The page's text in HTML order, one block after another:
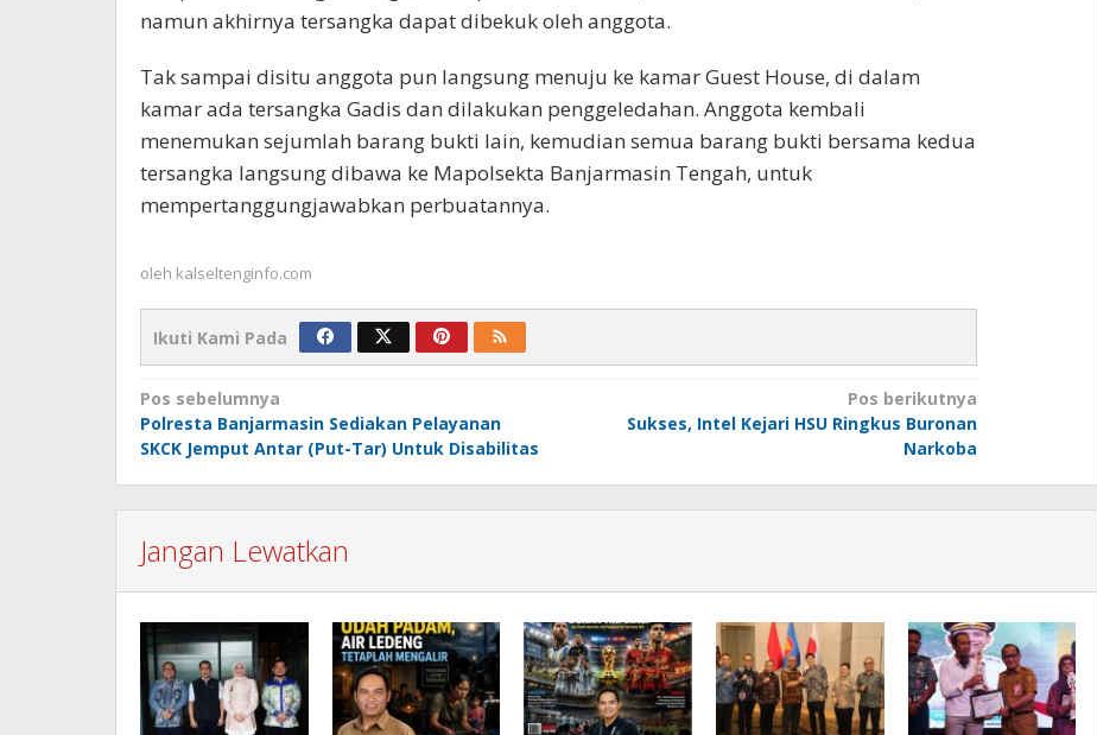
namun akhirnya tersangka dapat dibekuk oleh anggota.
Tak sampai disitu anggota pun langsung menuju ke kamar Guest House, di dalam
kamar ada tersangka Gadis dan dilakukan penggeledahan. Anggota kembali
menemukan sejumlah barang bukti lain, kemudian semua barang bukti bersama kedua
tersangka langsung dibawa ke Mapolsekta Banjarmasin Tengah, untuk
mempertanggungjawabkan perbuatannya.
oleh kalseltenginfo.com
Ikuti Kami Pada
Navigasi
pos
Pos sebelumnya
Polresta Banjarmasin Sediakan Pelayanan
SKCK Jemput Antar (Put-Tar) Untuk Disabilitas
Pos berikutnya
Sukses, Intel Kejari HSU Ringkus Buronan
Narkoba
Jangan Lewatkan